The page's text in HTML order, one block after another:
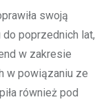
swoją
poprzednich lat,
w zakresie
w powiązaniu ze
również pod